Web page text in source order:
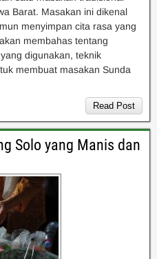
Barat. Masakan ini dikenal
menyimpan cita rasa yang
membahas tentang
digunakan, teknik
membuat masakan Sunda
Read Post
Solo yang Manis dan